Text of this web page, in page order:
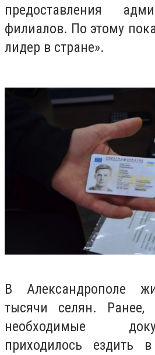
предоставления
филиалов. По этому
лидер в стране».
В Александрополе
тысячи селян. Ранее,
необходимые
приходилось ездить